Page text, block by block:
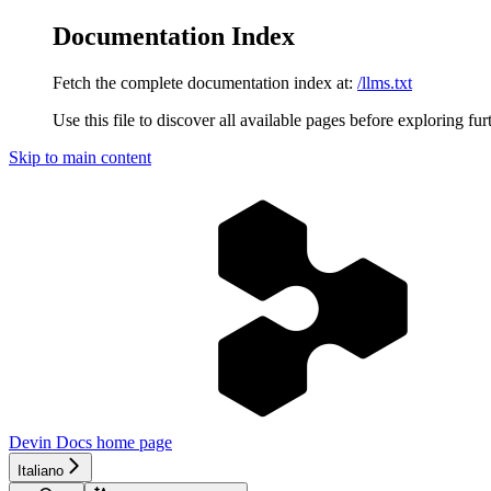
Documentation Index
Fetch the complete documentation index at: /llms.txt
Use this file to discover all available pages before exploring
Skip to main content
Devin Docs home page
Italiano